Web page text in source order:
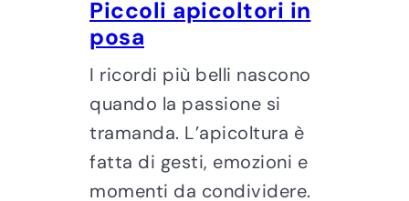
Piccoli apicoltori in
posa
I ricordi più belli nascono
quando la passione si
tramanda. L’apicoltura è
fatta di gesti, emozioni e
momenti da condividere.